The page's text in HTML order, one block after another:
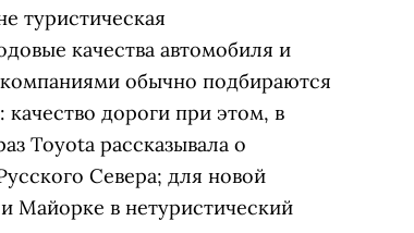
туристическая
качества автомобиля и
обычно подбираются
дороги при этом, в
Toyota рассказывала о
Севера; для новой
Майорке в нетуристический